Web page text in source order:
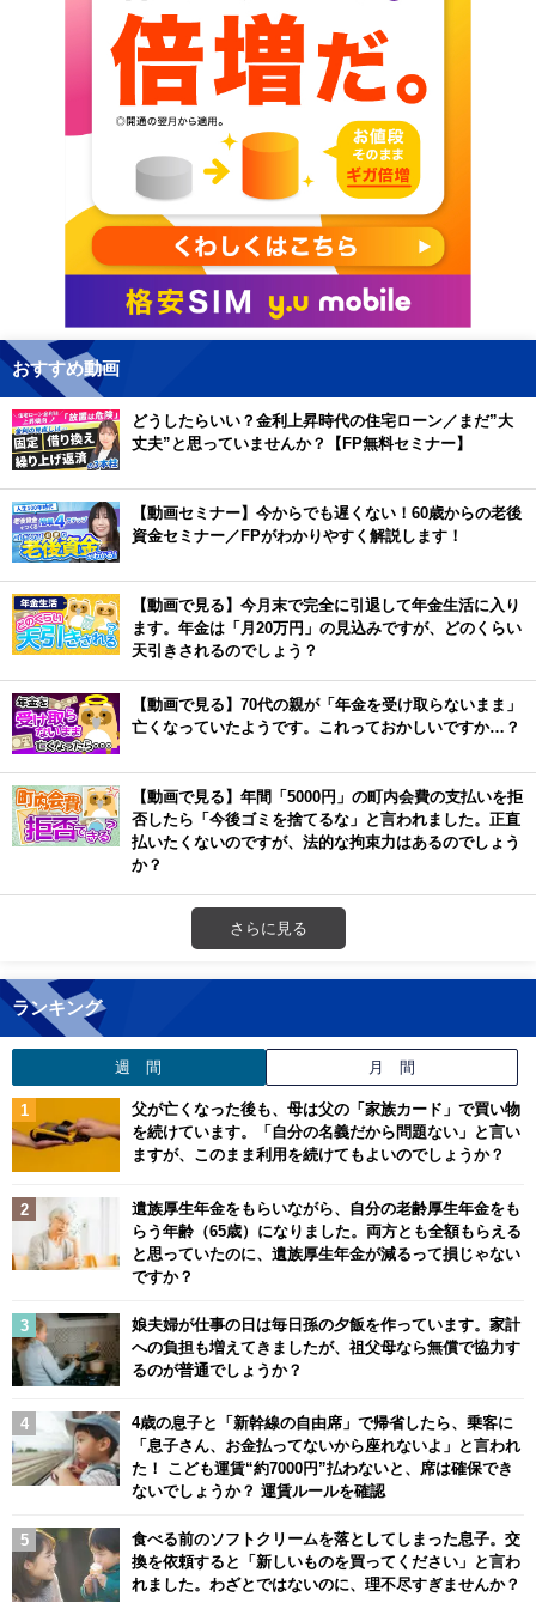
おすすめ動画
どうしたらいい？金利上昇時代の住宅ローン／まだ”大
丈夫”と思っていませんか？【FP無料セミナー】
【動画セミナー】今からでも遅くない！60歳からの老後
資金セミナー／FPがわかりやすく解説します！
【動画で見る】今月末で完全に引退して年金生活に入り
ます。年金は「月20万円」の見込みですが、どのくらい
天引きされるのでしょう？
【動画で見る】70代の親が「年金を受け取らないまま」
亡くなっていたようです。これっておかしいですか…？
【動画で見る】年間「5000円」の町内会費の支払いを拒
否したら「今後ゴミを捨てるな」と言われました。正直
払いたくないのですが、法的な拘束力はあるのでしょう
か？
さらに見る
ランキング
週 間 月 間
父が亡くなった後も、母は父の「家族カード」で買い物
を続けています。「自分の名義だから問題ない」と言い
ますが、このまま利用を続けてもよいのでしょうか？
遺族厚生年金をもらいながら、自分の老齢厚生年金をも
らう年齢（65歳）になりました。両方とも全額もらえる
と思っていたのに、遺族厚生年金が減るって損じゃない
ですか？
娘夫婦が仕事の日は毎日孫の夕飯を作っています。家計
への負担も増えてきましたが、祖父母なら無償で協力す
るのが普通でしょうか？
4歳の息子と「新幹線の自由席」で帰省したら、乗客に
「息子さん、お金払ってないから座れないよ」と言われ
た！ こども運賃“約7000円”払わないと、席は確保でき
ないでしょうか？ 運賃ルールを確認
食べる前のソフトクリームを落としてしまった息子。交
換を依頼すると「新しいものを買ってください」と言わ
れました。わざとではないのに、理不尽すぎませんか？